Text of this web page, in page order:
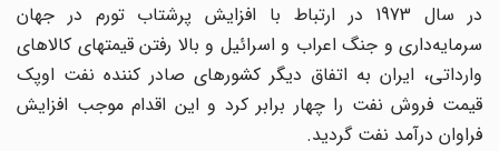
در سال 1973 در ارتباط با افزایش پرشتاب تورم در جهان
سرمایه‌داری و جنگ اعراب و اسرائیل و بالا رفتن قیمتهای کالاهای
وارداتی، ایران به اتفاق دیگر کشورهای صادر کننده نفت اوپک
قیمت فروش نفت را چهار برابر کرد و این اقدام موجب افزایش
فراوان درآمد نفت گردید.